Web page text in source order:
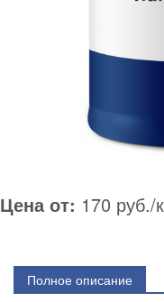
Цена от: 170 руб./
Полное описание